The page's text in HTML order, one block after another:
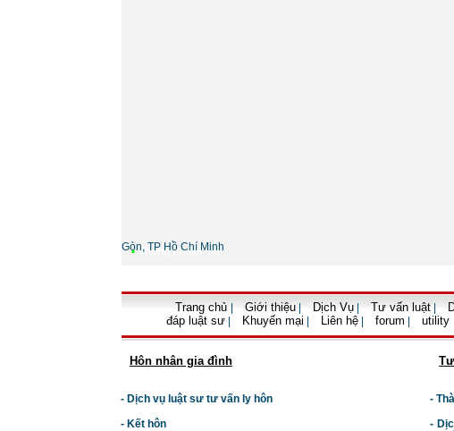
• Thông tin liên hệ
Gòn, TP Hồ Chí Minh
Trang chủ Giới thiệu Dịch Vụ Tư vấn luật
đáp luật sư
Khuyến mại Liên hệ forum utility
Hôn nhân gia đình
- Dịch vụ luật sư tư vấn ly hôn
- Kết hôn
-
-